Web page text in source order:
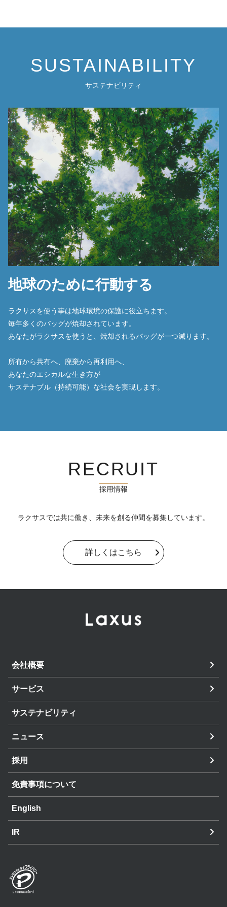
SUSTAINABILITY
サステナビリティ
地球のために行動する
ラクサスを使う事は地球環境の保護に役立ちます。
毎年多くのバッグが焼却されています。
あなたがラクサスを使うと、焼却されるバッグが一つ減ります。
所有から共有へ、廃棄から再利用へ、
あなたのエシカルな生き方が
サステナブル（持続可能）な社会を実現します。
RECRUIT
採用情報
ラクサスでは共に働き、未来を創る仲間を募集しています。
詳しくはこちら
会社概要
サービス
サステナビリティ
ニュース
採用
免責事項について
English
IR